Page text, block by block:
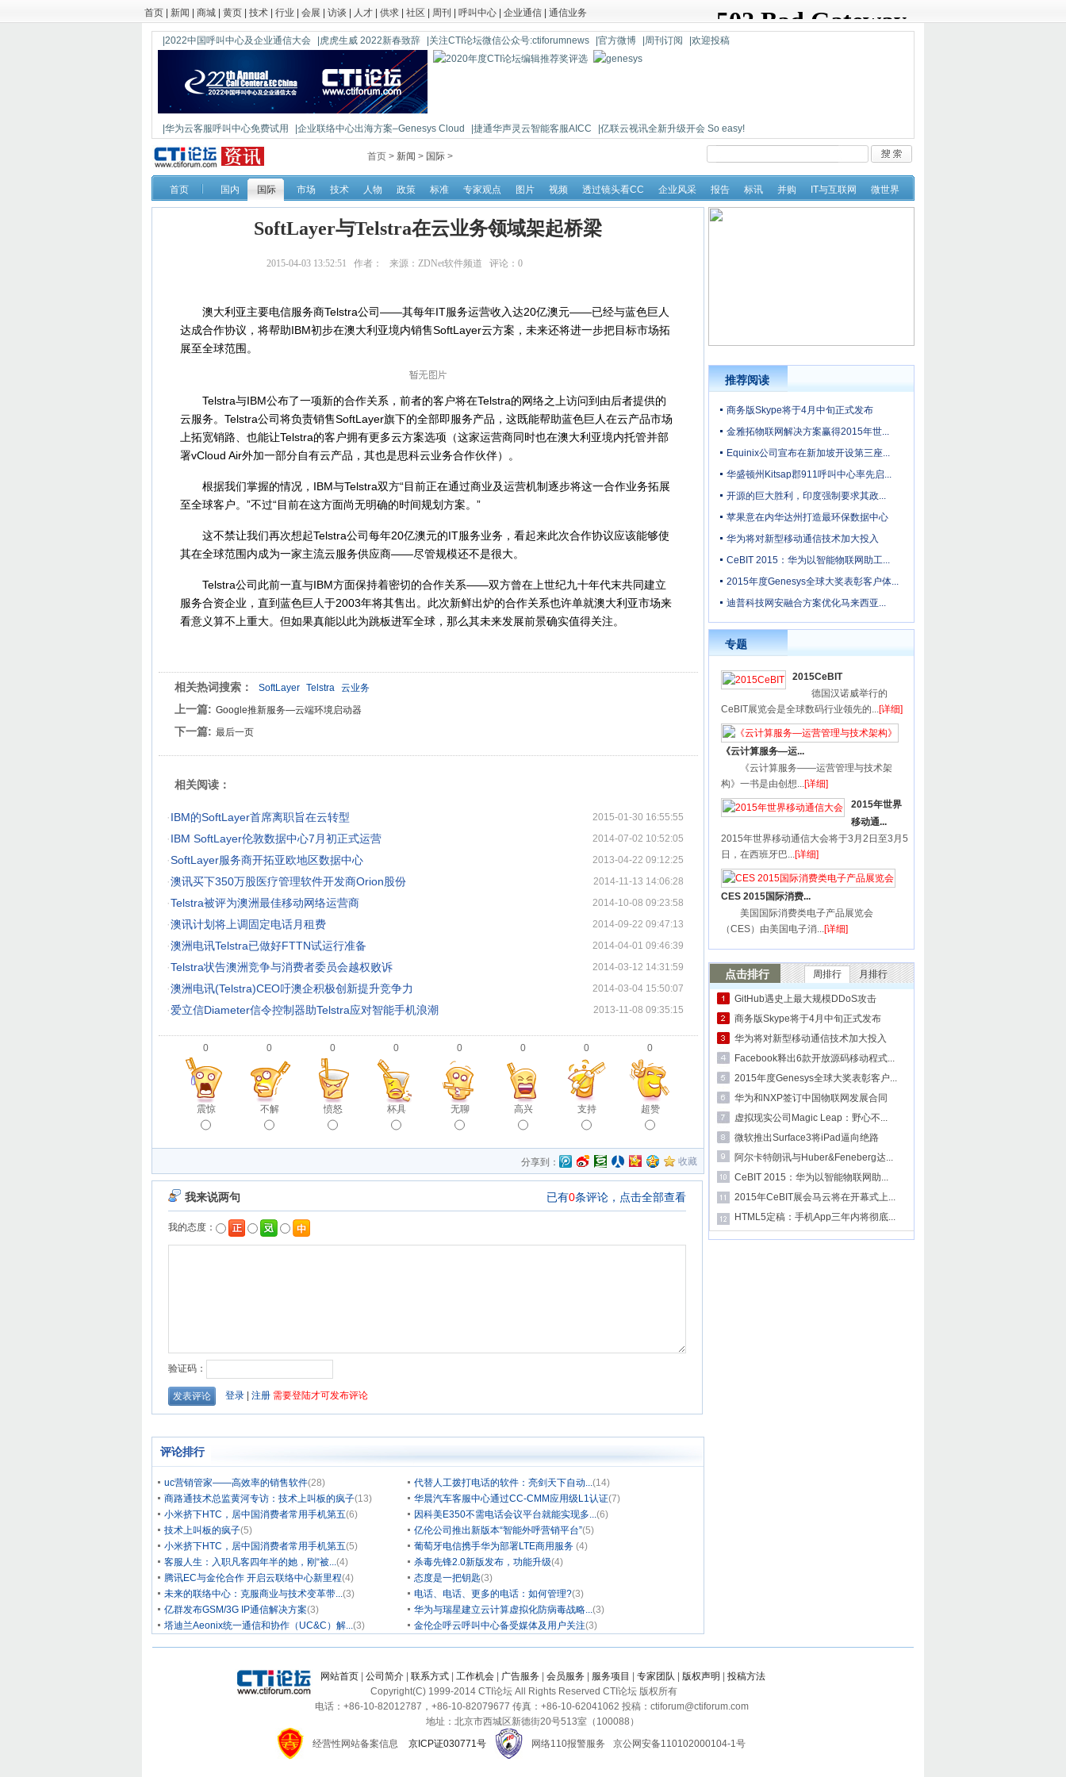
首页 新闻 商城 黄页 技术 行业 会展 访谈 人才 供求 社区 周刊 呼叫中心 企业通信 通信业务
|2022中国呼叫中心及企业通信大会 |虎虎生威 2022新春致辞 |关注CTI论坛微信公众号:ctiforumnews |官方微博 |周刊订阅 |欢迎投稿
|华为云客服呼叫中心免费试用 |企业联络中心出海方案–Genesys Cloud |捷通华声灵云智能客服AICC
|亿联云视讯全新升级开会 So easy!
|鼎信通达新一代语音网关DAG1000-4S
首页 > 新闻 > 国际 >
首页 国内 国际 市场 技术 人物 政策 标准 专家观点 图片 视频 透过镜头看CC 企业风采 报告 标讯 并购 IT与互联网 微世界
SoftLayer与Telstra在云业务领域架起桥梁
2015-04-03 13:52:51 作者： 来源：ZDNet软件频道 评论： 0
澳大利亚主要电信服务商Telstra公司——其每年IT服务运营收入达20亿澳元——已经与蓝色巨人
达成合作协议，将帮助IBM初步在澳大利亚境内销售SoftLayer云方案，未来还将进一步把目标市场拓
展至全球范围。
Telstra与IBM公布了一项新的合作关系，前者的客户将在Telstra的网络之上访问到由后者提供的
云服务。Telstra公司将负责销售SoftLayer旗下的全部即服务产品，这既能帮助蓝色巨人在云产品市场
上拓宽销路、也能让Telstra的客户拥有更多云方案选项（这家运营商同时也在澳大利亚境内托管并部
署vCloud Air外加一部分自有云产品，其也是思科云业务合作伙伴）。
根据我们掌握的情况，IBM与Telstra双方“目前正在通过商业及运营机制逐步将这一合作业务拓展
至全球客户。”不过“目前在这方面尚无明确的时间规划方案。”
这不禁让我们再次想起Telstra公司每年20亿澳元的IT服务业务，看起来此次合作协议应该能够使
其在全球范围内成为一家主流云服务供应商——尽管规模还不是很大。
Telstra公司此前一直与IBM方面保持着密切的合作关系——双方曾在上世纪九十年代末共同建立
服务合资企业，直到蓝色巨人于2003年将其售出。此次新鲜出炉的合作关系也许单就澳大利亚市场来
看意义算不上重大。但如果真能以此为跳板进军全球，那么其未来发展前景确实值得关注。
相关热词搜索： SoftLayer Telstra 云业务
上一篇: Google推新服务—云端环境启动器
下一篇: 最后一页
相关阅读：
·IBM的SoftLayer首席离职旨在云转型 2015-01-30 16:55:55
·IBM SoftLayer伦敦数据中心7月初正式运营 2014-07-02 10:52:05
·SoftLayer服务商开拓亚欧地区数据中心 2013-04-22 09:12:25
·澳讯买下350万股医疗管理软件开发商Orion股份 2014-11-13 14:06:28
·Telstra被评为澳洲最佳移动网络运营商 2014-10-08 09:23:58
·澳讯计划将上调固定电话月租费 2014-09-22 09:47:13
·澳洲电讯Telstra已做好FTTN试运行准备 2014-04-01 09:46:39
·Telstra状告澳洲竞争与消费者委员会越权败诉 2014-03-12 14:31:59
·澳洲电讯(Telstra)CEO吁澳企积极创新提升竞争力 2014-03-04 15:50:07
·爱立信Diameter信令控制器助Telstra应对智能手机浪潮 2013-11-08 09:35:15
0
震惊
0
不解
0
愤怒
0
杯具
0
无聊
0
高兴
0
支持
0
超赞
分享到： 收藏
评论排行
uc营销管家——高效率的销售软件(28) 代替人工拨打电话的软件：亮剑天下自动...(14)
商路通技术总监黄河专访：技术上叫板的疯子(13) 华晨汽车客服中心通过CC-CMM应用级L1认证(7)
小米挤下HTC，居中国消费者常用手机第五(6) 因科美E350不需电话会议平台就能实现多...(6)
技术上叫板的疯子(5) 亿伦公司推出新版本“智能外呼营销平台”(5)
小米挤下HTC，居中国消费者常用手机第五(5) 葡萄牙电信携手华为部署LTE商用服务 (4)
客服人生：入职凡客四年半的她，刚“被...(4) 杀毒先锋2.0新版发布，功能升级(4)
腾讯EC与金伦合作 开启云联络中心新里程(4) 态度是一把钥匙(3)
未来的联络中心：克服商业与技术变革带...(3) 电话、电话、更多的电话：如何管理?(3)
亿群发布GSM/3G IP通信解决方案(3) 华为与瑞星建立云计算虚拟化防病毒战略...(3)
塔迪兰Aeonix统一通信和协作（UC&C）解...(3) 金伦企呼云呼叫中心备受媒体及用户关注(3)
推荐阅读
商务版Skype将于4月中旬正式发布
金雅拓物联网解决方案赢得2015年世...
Equinix公司宣布在新加坡开设第三座...
华盛顿州Kitsap郡911呼叫中心率先启...
开源的巨大胜利，印度强制要求其政...
苹果意在内华达州打造最环保数据中心
华为将对新型移动通信技术加大投入
CeBIT 2015：华为以智能物联网助工...
2015年度Genesys全球大奖表彰客户体...
迪普科技网安融合方案优化马来西亚...
专题
2015CeBIT
德国汉诺威举行的
CeBIT展览会是全球数码行业领先的...[详细]
《云计算服务—运...
《云计算服务——运营管理与技术架
构》一书是由创想...[详细]
2015年世界
移动通...
2015年世界移动通信大会将于3月2日至3月5
日，在西班牙巴...[详细]
CES 2015国际消费...
美国国际消费类电子产品展览会
（CES）由美国电子消...[详细]
点击排行 周排行 月排行
GitHub遇史上最大规模DDoS攻击
商务版Skype将于4月中旬正式发布
华为将对新型移动通信技术加大投入
Facebook释出6款开放源码移动程式...
2015年度Genesys全球大奖表彰客户...
华为和NXP签订中国物联网发展合同
虚拟现实公司Magic Leap：野心不...
微软推出Surface3将iPad逼向绝路
阿尔卡特朗讯与Huber&Feneberg达...
CeBIT 2015：华为以智能物联网助...
2015年CeBIT展会马云将在开幕式上...
HTML5定稿：手机App三年内将彻底...
网站首页 公司简介 联系方式 工作机会 广告服务 会员服务 服务项目 专家团队 版权声明
投稿方法
Copyright(C) 1999-2014 CTI论坛 All Rights Reserved CTI论坛 版权所有
电话：+86-10-82012787，+86-10-82079677 传真：+86-10-62041062 投稿：ctiforum@ctiforum.com
地址：北京市西城区新德街20号513室（100088）
经营性网站备案信息
京ICP证030771号 网络110报警服务 京公网安备110102000104-1号